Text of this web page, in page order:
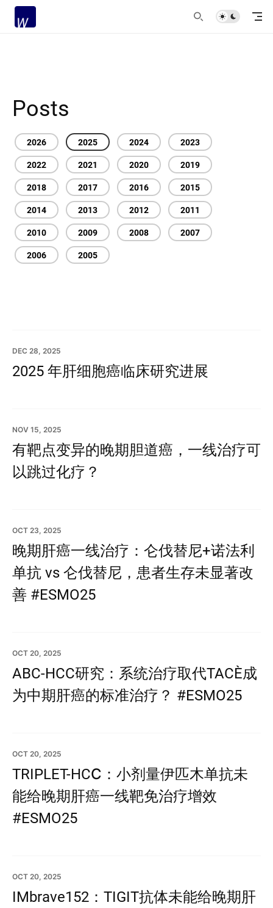
Posts
2026 2025 2024
2023
2022
2021 2020
2019
2018
2017 2016
2015
2014
2013 2012
2011
2010
2009 2008
2007
2006
2005
DEC 28, 2025
2025 年肝细胞癌临床研究进展
NOV 15, 2025
有靶点变异的晚期胆道癌，一线治疗可
以跳过化疗？
OCT 23, 2025
晚期肝癌一线治疗：仑伐替尼+诺法利
单抗 vs 仑伐替尼，患者生存未显著改
善 #ESMO25
OCT 20, 2025
ABC-HCC研究：系统治疗取代TACE，成
为中期肝癌的标准治疗？ #ESMO25
OCT 20, 2025
TRIPLET-HCC：小剂量伊匹木单抗未
能给晚期肝癌一线靶免治疗增效
#ESMO25
OCT 20, 2025
IMbrave152：TIGIT抗体未能给晚期肝